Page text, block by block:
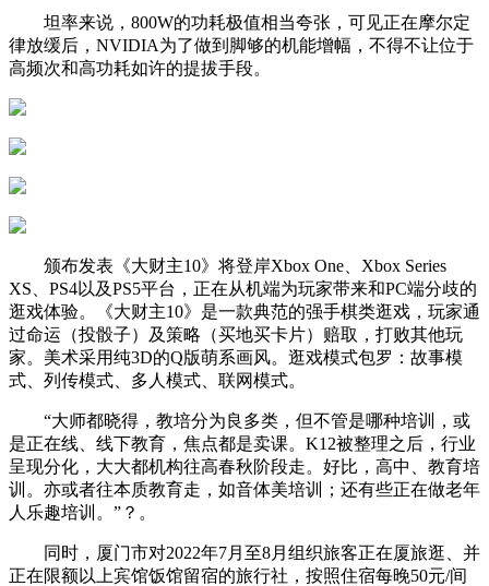
坦率来说，800W的功耗极值相当夸张，可见正在摩尔定
律放缓后，NVIDIA为了做到脚够的机能增幅，不得不让位于
高频次和高功耗如许的提拔手段。
颁布发表《大财主10》将登岸Xbox One、Xbox Series
XS、PS4以及PS5平台，正在从机端为玩家带来和PC端分歧的
逛戏体验。《大财主10》是一款典范的强手棋类逛戏，玩家通
过命运（投骰子）及策略（买地买卡片）赔取，打败其他玩
家。美术采用纯3D的Q版萌系画风。逛戏模式包罗：故事模
式、列传模式、多人模式、联网模式。
“大师都晓得，教培分为良多类，但不管是哪种培训，或
是正在线、线下教育，焦点都是卖课。K12被整理之后，行业
呈现分化，大大都机构往高春秋阶段走。好比，高中、教育培
训。亦或者往本质教育走，如音体美培训；还有些正在做老年
人乐趣培训。”？。
同时，厦门市对2022年7月至8月组织旅客正在厦旅逛、并
正在限额以上宾馆饭馆留宿的旅行社，按照住宿每晚50元/间